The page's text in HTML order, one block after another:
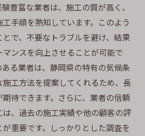
豊富な業者は、施工の質が高く、
手順を熟知しています。このよう
で、不要なトラブルを避け、結果
ンスを向上させることが可能で
る業者は、静岡県の特有の気候条
工方法を提案してくれるため、長
待できます。さらに、業者の信頼
、過去の施工実績や他の顧客の評
重要です。しっかりとした調査を